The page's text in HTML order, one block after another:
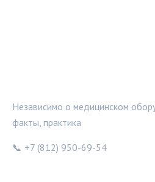
Независимо о медицинском
факты, практика
📞 +7 (812) 950-69-54